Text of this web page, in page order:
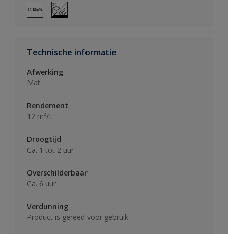
Technische informatie
Afwerking
Mat
Rendement
12 m²/L
Droogtijd
Ca. 1 tot 2 uur
Overschilderbaar
Ca. 6 uur
Verdunning
Product is gereed voor gebruik